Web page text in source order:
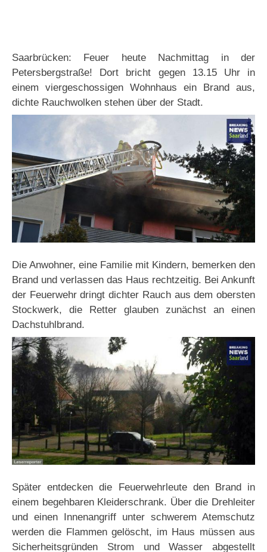
Saarbrücken: Feuer heute Nachmittag in der
Petersbergstraße! Dort bricht gegen 13.15 Uhr in
einem viergeschossigen Wohnhaus ein Brand aus,
dichte Rauchwolken stehen über der Stadt.
Die Anwohner, eine Familie mit Kindern, bemerken den
Brand und verlassen das Haus rechtzeitig. Bei Ankunft
der Feuerwehr dringt dichter Rauch aus dem obersten
Stockwerk, die Retter glauben zunächst an einen
Dachstuhlbrand.
Später entdecken die Feuerwehrleute den Brand in
einem begehbaren Kleiderschrank. Über die Drehleiter
und einen Innenangriff unter schwerem Atemschutz
werden die Flammen gelöscht, im Haus müssen aus
Sicherheitsgründen Strom und Wasser abgestellt